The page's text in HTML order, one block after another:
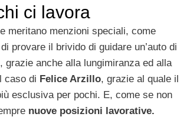
ci lavora
meritano menzioni speciali, come
provare il brivido di guidare un’auto di
anche alla lungimiranza ed alla
caso di Felice Arzillo, grazie al quale il
esclusiva per pochi. E, come se non
nuove posizioni lavorative.